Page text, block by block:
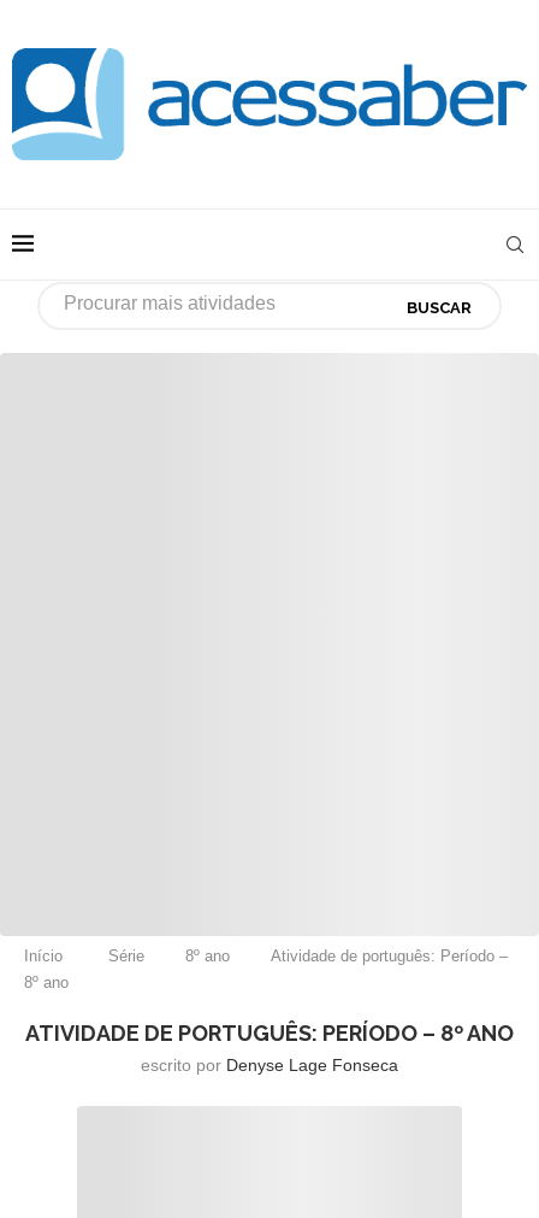
BUSCAR
Início Série 8º ano
Atividade de português: Período –
8º ano
ATIVIDADE DE PORTUGUÊS: PERÍODO – 8º ANO
escrito por Denyse Lage Fonseca